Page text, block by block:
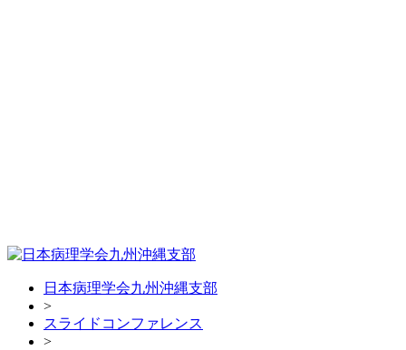
日本病理学会九州沖縄支部
>
スライドコンファレンス
>